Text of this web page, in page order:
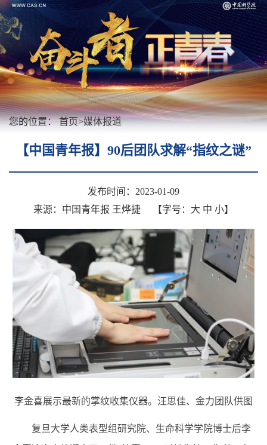
您的位置：首页>媒体报道
【中国青年报】90后团队求解“指纹之谜”
发布时间：2023-01-09
来源：中国青年报 王烨捷
【字号： 大 中 小】
李金喜展示最新的掌纹收集仪器。汪思佳、金力团队供图
复旦大学人类表型组研究院、生命科学学院博士后李